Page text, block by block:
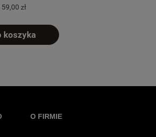
59,00 zł
koszyka
O FIRMIE